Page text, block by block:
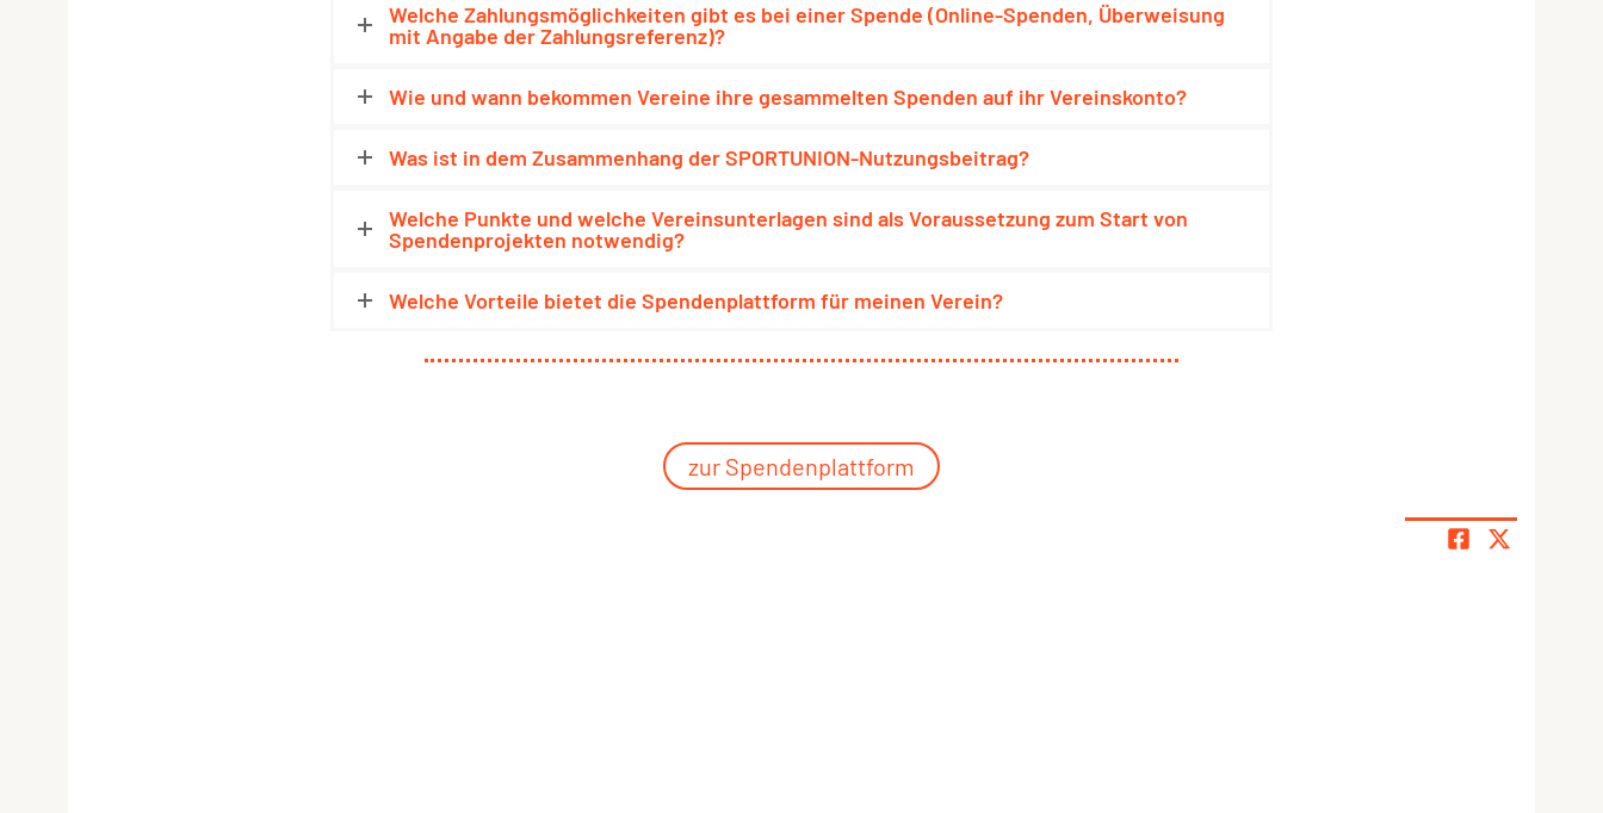
Welche Zahlungsmöglichkeiten gibt es bei einer Spende (Online-Spenden, Überweisung
mit Angabe der Zahlungsreferenz)?
Wie und wann bekommen Vereine ihre gesammelten Spenden auf ihr Vereinskonto?
Was ist in dem Zusammenhang der SPORTUNION-Nutzungsbeitrag?
Welche Punkte und welche Vereinsunterlagen sind als Voraussetzung zum Start von
Spendenprojekten notwendig?
Welche Vorteile bietet die Spendenplattform für meinen Verein?
zur Spendenplattform